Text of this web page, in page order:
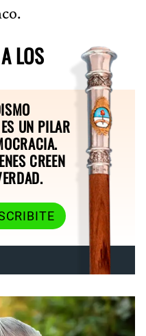
LOS
UN PILAR
CREEN